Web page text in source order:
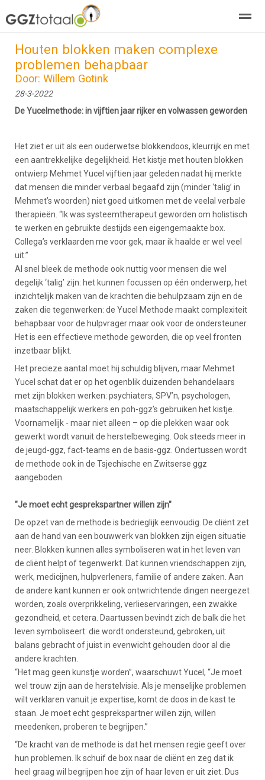
over GGZTotaal abonneren agenda adverteren
Home
Houten blokken maken complexe
problemen behapbaar
Door: Willem Gotink
28-3-2022
De Yucelmethode: in vijftien jaar rijker en volwassen geworden
Het ziet er uit als een ouderwetse blokkendoos, kleurrijk en met
een aantrekkelijke degelijkheid. Het kistje met houten blokken
ontwierp Mehmet Yucel vijftien jaar geleden nadat hij merkte
dat mensen die minder verbaal begaafd zijn (minder ‘talig’ in
Mehmet’s woorden) niet goed uitkomen met de veelal verbale
therapieën. “Ik was systeemtherapeut geworden om holistisch
te werken en gebruikte destijds een eigengemaakte box.
Collega’s verklaarden me voor gek, maar ik haalde er wel veel
uit.”
Al snel bleek de methode ook nuttig voor mensen die wel
degelijk ‘talig’ zijn: het kunnen focussen op één onderwerp, het
inzichtelijk maken van de krachten die behulpzaam zijn en de
zaken die tegenwerken: de Yucel Methode maakt complexiteit
behapbaar voor de hulpvrager maar ook voor de ondersteuner.
Het is een effectieve methode geworden, die op veel fronten
inzetbaar blijkt.
Het precieze aantal moet hij schuldig blijven, maar Mehmet
Yucel schat dat er op het ogenblik duizenden behandelaars
met zijn blokken werken: psychiaters, SPV’n, psychologen,
maatschappelijk werkers en poh-ggz’s gebruiken het kistje.
Voornamelijk - maar niet alleen – op die plekken waar ook
gewerkt wordt vanuit de herstelbeweging. Ook steeds meer in
de jeugd-ggz, fact-teams en de basis-ggz. Ondertussen wordt
de methode ook in de Tsjechische en Zwitserse ggz
aangeboden.
"Je moet echt gesprekspartner willen zijn"
De opzet van de methode is bedrieglijk eenvoudig. De cliënt zet
aan de hand van een bouwwerk van blokken zijn eigen situatie
neer. Blokken kunnen alles symboliseren wat in het leven van
de cliënt helpt of tegenwerkt. Dat kunnen vriendschappen zijn,
werk, medicijnen, hulpverleners, familie of andere zaken. Aan
de andere kant kunnen er ook ontwrichtende dingen neergezet
worden, zoals overprikkeling, verlieservaringen, een zwakke
gezondheid, et cetera. Daartussen bevindt zich de balk die het
leven symboliseert: die wordt ondersteund, gebroken, uit
balans gebracht of juist in evenwicht gehouden door al die
andere krachten.
“Het mag geen kunstje worden”, waarschuwt Yucel, “Je moet
wel trouw zijn aan de herstelvisie. Als je menselijke problemen
wilt verklaren vanuit je expertise, komt de doos in de kast te
staan. Je moet echt gesprekspartner willen zijn, willen
meedenken, proberen te begrijpen.”
“De kracht van de methode is dat het mensen regie geeft over
hun problemen. Ik schuif de box naar de cliënt en zeg dat ik
heel graag wil begrijpen hoe zijn of haar leven er uit ziet. Dus